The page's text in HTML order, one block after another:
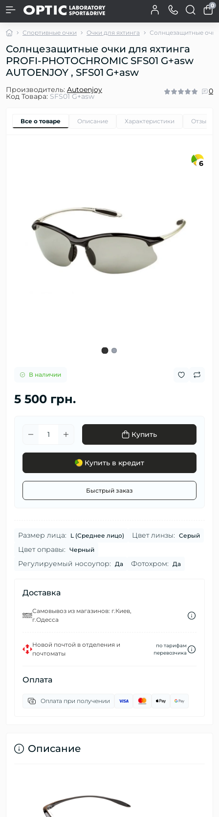
0
Спортивные очки Очки для яхтинга Солнцезащитные очки
Солнцезащитные очки для яхтинга
PROFI-PHOTOCHROMIC SFS01 G+asw
AUTOENJOY , SFS01 G+asw
Производитель: Autoenjoy
Код Товара: SFS01 G+asw
0
Все о товаре Описание Характеристики Отзывы
6
В наличии
5 500 грн.
Купить
Купить в кредит
Быстрый заказ
Размер лица: L (Среднее лицо) Цвет линзы: Серый
Цвет оправы: Черный
Регулируемый носоупор: Да Фотохром: Да
Доставка
Самовывоз из магазинов: г.Киев,
г.Одесса
Новой почтой в отделения и
почтоматы
по тарифам
перевозчика
Оплата
Оплата при получении
Описание